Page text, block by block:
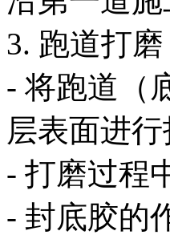
3. 跑道打磨
- 将跑道（
层表面进
- 打磨过程
- 封底胶的